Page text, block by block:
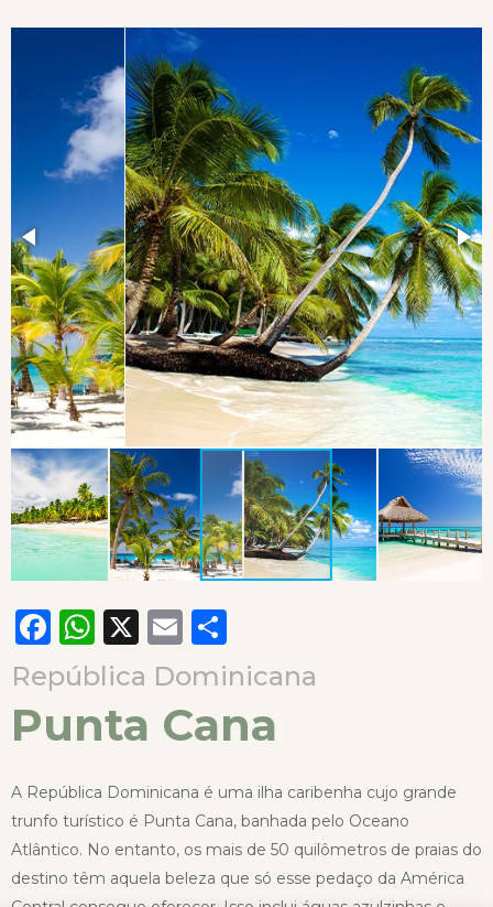
Facebook
WhatsApp
X Email
República Dominicana
Punta Cana
A República Dominicana é uma ilha caribenha cujo grande
trunfo turístico é Punta Cana, banhada pelo Oceano
Atlântico. No entanto, os mais de 50 quilômetros de praias do
destino têm aquela beleza que só esse pedaço da América